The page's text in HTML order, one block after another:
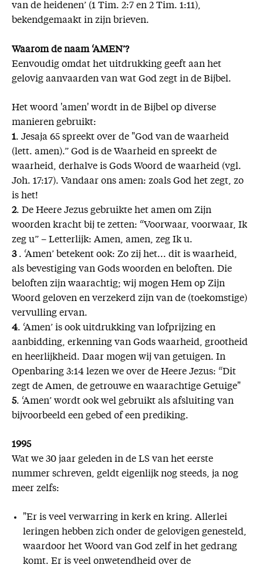
van de heidenen’ (1 Tim. 2:7 en 2 Tim. 1:11),
bekendgemaakt in zijn brieven.
Waarom de naam ‘AMEN’?
Eenvoudig omdat het uitdrukking geeft aan het
gelovig aanvaarden van wat God zegt in de Bijbel.
Het woord 'amen' wordt in de Bijbel op diverse
manieren gebruikt:
1. Jesaja 65 spreekt over de "God van de waarheid
(lett. amen).” God is de Waarheid en spreekt de
waarheid, derhalve is Gods Woord de waarheid (vgl.
Joh. 17:17). Vandaar ons amen: zoals God het zegt, zo
is het!
2. De Heere Jezus gebruikte het amen om Zijn
woorden kracht bij te zetten: “Voorwaar, voorwaar, Ik
zeg u” – Letterlijk: Amen, amen, zeg Ik u.
3. ‘Amen’ betekent ook: Zo zij het... dit is waarheid,
als bevestiging van Gods woorden en beloften. Die
beloften zijn waarachtig; wij mogen Hem op Zijn
Woord geloven en verzekerd zijn van de (toekomstige)
vervulling ervan.
4. ‘Amen’ is ook uitdrukking van lofprijzing en
aanbidding, erkenning van Gods waarheid, grootheid
en heerlijkheid. Daar mogen wij van getuigen. In
Openbaring 3:14 lezen we over de Heere Jezus: “Dit
zegt de Amen, de getrouwe en waarachtige Getuige"
5. ‘Amen’ wordt ook wel gebruikt als afsluiting van
bijvoorbeeld een gebed of een prediking.
1995
Wat we 30 jaar geleden in de LS van het eerste
nummer schreven, geldt eigenlijk nog steeds, ja nog
meer zelfs:
"Er is veel verwarring in kerk en kring. Allerlei
leringen hebben zich onder de gelovigen genesteld,
waardoor het Woord van God zelf in het gedrang
komt. Er is veel onwetendheid over de